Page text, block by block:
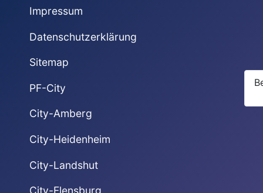
Impressum
Datenschutzerklärung
Sitemap
PF-City
City-Amberg
City-Heidenheim
City-Landshut
City-Flensburg